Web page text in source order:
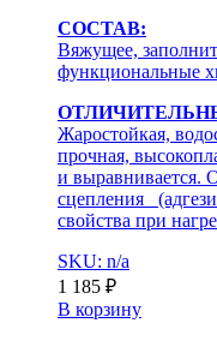
СОСТАВ:
Вяжущее,
функциональные
Жаростойкая,
прочная,
и выравнивается.
сцепления
свойства при
SKU: n/a
1 185 ₽
В корзину